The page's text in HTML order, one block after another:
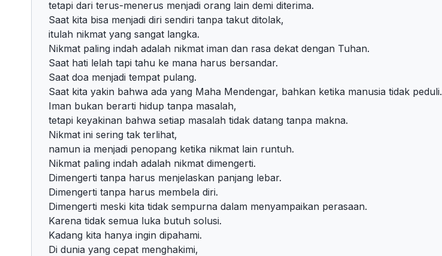
tetapi dari terus-menerus menjadi orang lain demi diterima.
Saat kita bisa menjadi diri sendiri tanpa takut ditolak,
itulah nikmat yang sangat langka.
Nikmat paling indah adalah nikmat iman dan rasa dekat dengan Tuhan.
Saat hati lelah tapi tahu ke mana harus bersandar.
Saat doa menjadi tempat pulang.
Saat kita yakin bahwa ada yang Maha Mendengar, bahkan ketika manusia tidak peduli.
Iman bukan berarti hidup tanpa masalah,
tetapi keyakinan bahwa setiap masalah tidak datang tanpa makna.
Nikmat ini sering tak terlihat,
namun ia menjadi penopang ketika nikmat lain runtuh.
Nikmat paling indah adalah nikmat dimengerti.
Dimengerti tanpa harus menjelaskan panjang lebar.
Dimengerti tanpa harus membela diri.
Dimengerti meski kita tidak sempurna dalam menyampaikan perasaan.
Karena tidak semua luka butuh solusi.
Kadang kita hanya ingin dipahami.
Di dunia yang cepat menghakimi,